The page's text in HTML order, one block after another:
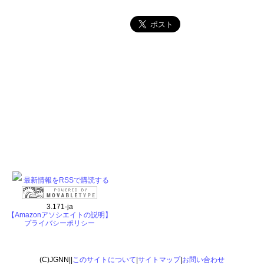
最新情報をRSSで購読する
3.171-ja
【Amazonアソシエイトの説明】
プライバシーポリシー
(C)JGNN|| このサイトについて サイトマップ| お問い合わせ